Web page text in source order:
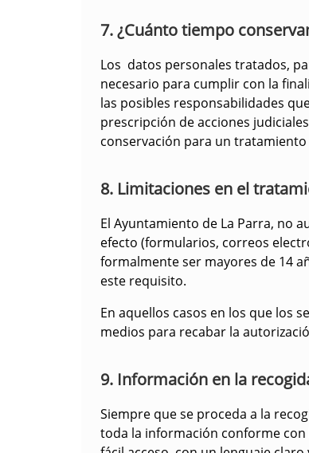
7. ¿Cuánto tiempo
Los datos personales tratados,
necesario para cumplir con la
las posibles responsabilidades
prescripción de acciones
conservación para un
8. Limitaciones en el
El Ayuntamiento de La Parra, no
efecto (formularios, correos
formalmente ser mayores de 14
este requisito.
En aquellos casos en los que los
medios para recabar la
9. Información en la
Siempre que se proceda a la
toda la información conforme